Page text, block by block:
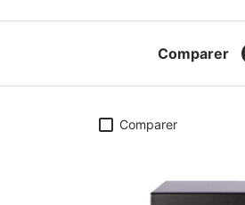
Comparer
Comparer